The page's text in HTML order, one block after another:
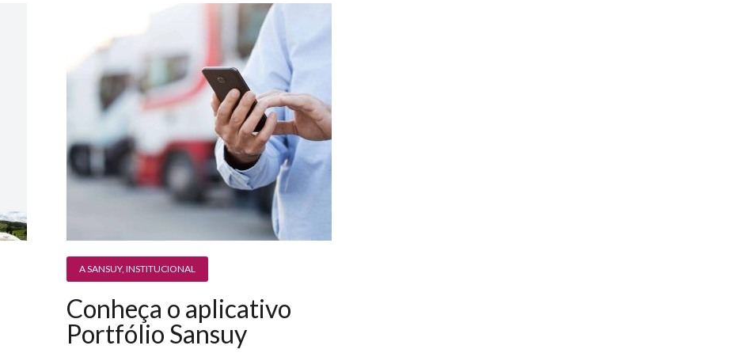
A SANSUY, INSTITUCIONAL
Conheça o aplicativo
Portfólio Sansuy